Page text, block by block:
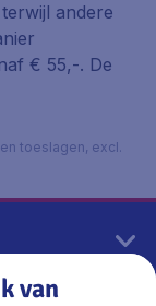
andere
€ 55,-. De
toeslagen, excl.
van